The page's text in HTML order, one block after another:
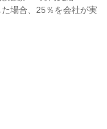
場合、25％を会社が実